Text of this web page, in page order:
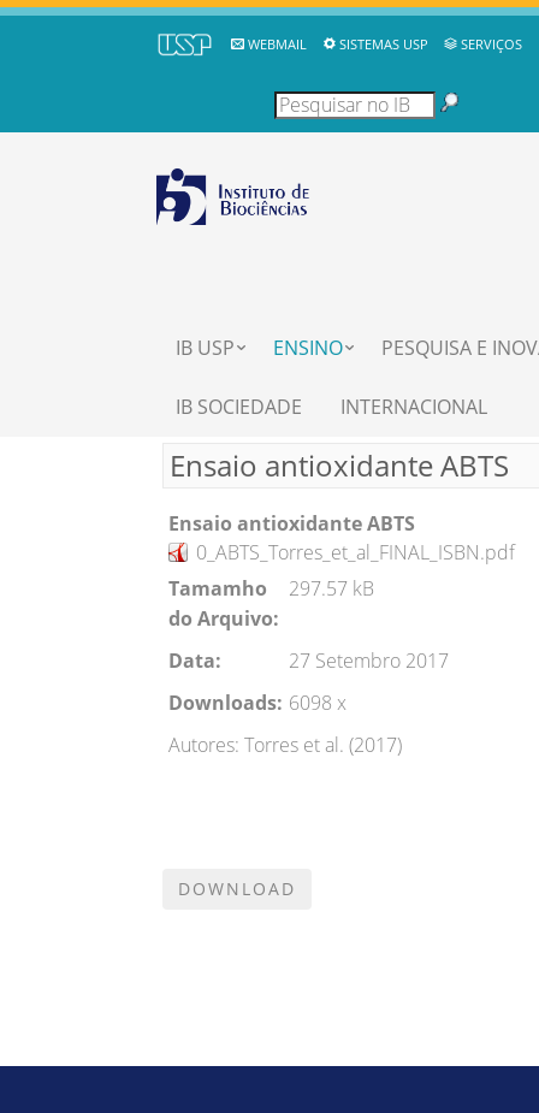
WEBMAIL SISTEMAS USP SERVIÇOS
IB USP ENSINO PESQUISA E
IB SOCIEDADE INTERNACIONAL
Ensaio antioxidante ABTS
Ensaio antioxidante ABTS
0_ABTS_Torres_et_al_FINAL_ISBN.pdf
Tamamho
do Arquivo:
297.57 kB
Data:
27 Setembro 2017
Downloads: 6098 x
Autores: Torres et al. (2017)